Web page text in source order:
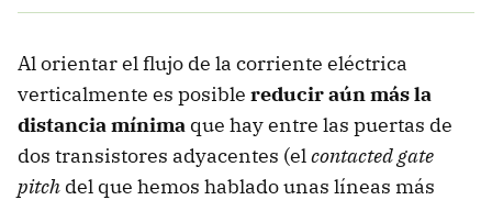
Al orientar el flujo de la corriente eléctrica
verticalmente es posible reducir aún más la
distancia mínima que hay entre las puertas de
dos transistores adyacentes (elcontacted gate
pitch del que hemos hablado unas líneas más